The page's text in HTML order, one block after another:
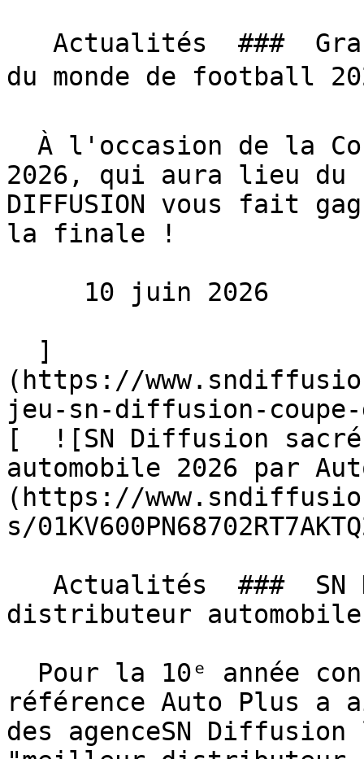
du monde de football
2026, qui aura lieu
DIFFUSION vous fait
la finale !
(https://
jeu-sn-diffusion-coupe-
[  ![SN Diffusion
automobile 2026 par
(https://
s/
distributeur
référence Auto Plus a
des agenceSN